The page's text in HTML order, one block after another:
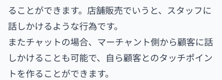
ることができます。店舗販売でいうと、スタッフに
話しかけるような行為です。
またチャットの場合、マーチャント側から顧客に話
しかけることも可能で、自ら顧客とのタッチポイン
トを作ることができます。